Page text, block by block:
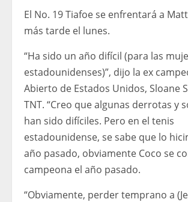
El No. 19 Tiafoe se enfrentará a
más tarde el lunes.
“Ha sido un año difícil (para las
estadounidenses)”, dijo la ex
Abierto de Estados Unidos, Sloane
TNT. “Creo que algunas derrotas y
han sido difíciles. Pero en el tenis
estadounidense, se sabe que lo
año pasado, obviamente Coco se
campeona el año pasado.
“Obviamente, perder temprano a